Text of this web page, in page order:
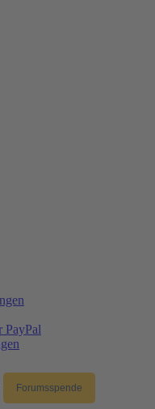
PayPal
Forumsspende